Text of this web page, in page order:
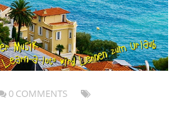
0 COMMENTS